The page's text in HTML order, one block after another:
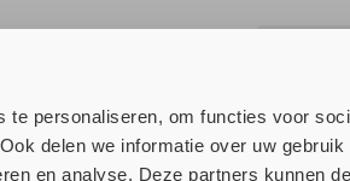
personaliseren, om functies voor
delen we informatie over uw gebruik
en analyse. Deze partners kunnen